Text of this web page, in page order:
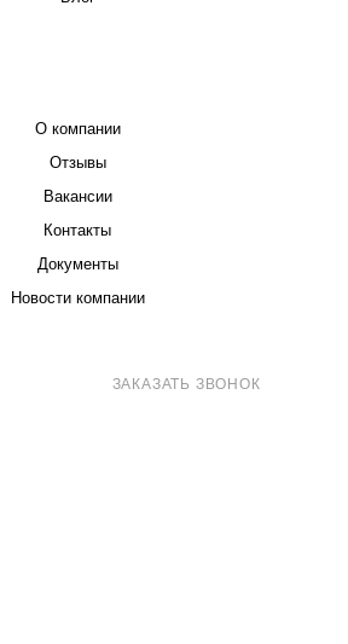
О компании
Отзывы
Вакансии
Контакты
Документы
Новости компании
ЗАКАЗАТЬ ЗВОНОК